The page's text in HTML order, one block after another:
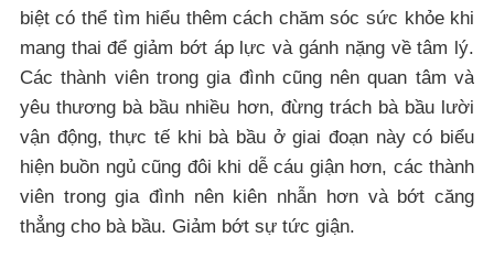
biệt có thể tìm hiểu thêm cách chăm sóc sức khỏe khi
mang thai để giảm bớt áp lực và gánh nặng về tâm lý.
Các thành viên trong gia đình cũng nên quan tâm và
yêu thương bà bầu nhiều hơn, đừng trách bà bầu lười
vận động, thực tế khi bà bầu ở giai đoạn này có biểu
hiện buồn ngủ cũng đôi khi dễ cáu giận hơn, các thành
viên trong gia đình nên kiên nhẫn hơn và bớt căng
thẳng cho bà bầu. Giảm bớt sự tức giận.